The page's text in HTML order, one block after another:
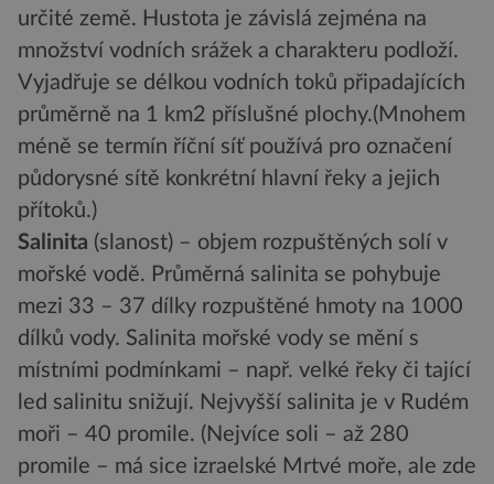
určité země. Hustota je závislá zejména na
množství vodních srážek a charakteru podloží.
Vyjadřuje se délkou vodních toků připadajících
průměrně na 1 km2 příslušné plochy.(Mnohem
méně se termín říční síť používá pro označení
půdorysné sítě konkrétní hlavní řeky a jejich
přítoků.)
Salinita (slanost) – objem rozpuštěných solí v
mořské vodě. Průměrná salinita se pohybuje
mezi 33 – 37 dílky rozpuštěné hmoty na 1000
dílků vody. Salinita mořské vody se mění s
místními podmínkami – např. velké řeky či tající
led salinitu snižují. Nejvyšší salinita je v Rudém
moři – 40 promile. (Nejvíce soli – až 280
promile – má sice izraelské Mrtvé moře, ale zde